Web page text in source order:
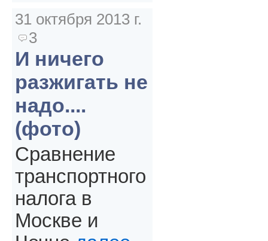
31 октября 2013 г.
3
И ничего
разжигать не
надо....
(фото)
Сравнение
транспортного
налога в
Москве и